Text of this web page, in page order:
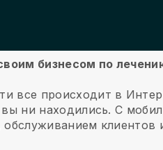
бизнесом по
все происходит в
ни находились. С